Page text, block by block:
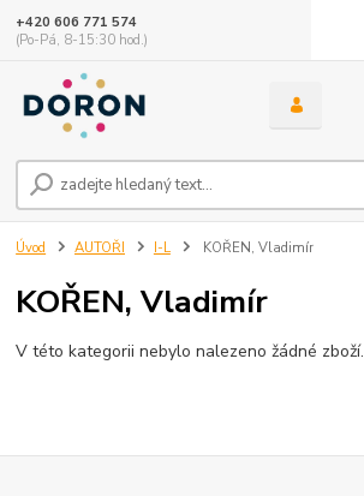
+420 606 771 574
(Po-Pá, 8-15:30 hod.)
Úvod AUTOŘI I-L KOŘEN, Vladimír
KOŘEN, Vladimír
V této kategorii nebylo nalezeno žádné zboží.